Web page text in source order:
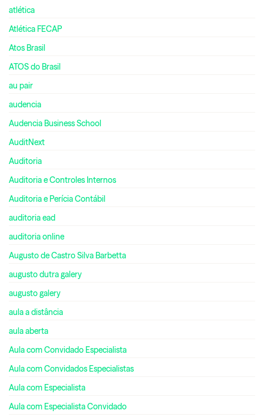
atlética
Atlética FECAP
Atos Brasil
ATOS do Brasil
au pair
audencia
Audencia Business School
AuditNext
Auditoria
Auditoria e Controles Internos
Auditoria e Perícia Contábil
auditoria ead
auditoria online
Augusto de Castro Silva Barbetta
augusto dutra galery
augusto galery
aula a distância
aula aberta
Aula com Convidado Especialista
Aula com Convidados Especialistas
Aula com Especialista
Aula com Especialista Convidado